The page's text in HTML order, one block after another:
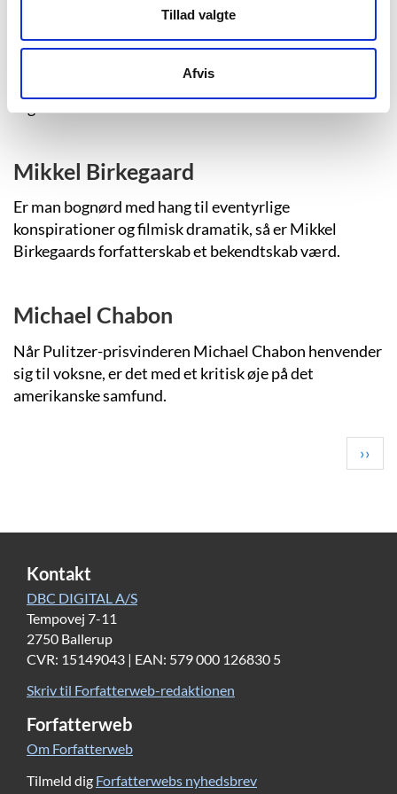
Tillad valgte
Afvis
Eksperimenterende, legende, charmerende,
udfordrende og stille og rolig skriver Lars Frost om
godt og skidt i mennesket og samfundet i det hele
Mikkel Birkegaard
Er man bognørd med hang til eventyrlige
konspirationer og filmisk dramatik, så er Mikkel
Birkegaards forfatterskab et bekendtskab værd.
Michael Chabon
Når Pulitzer-prisvinderen Michael Chabon henvender
sig til voksne, er det med et kritisk øje på det
amerikanske samfund.
Next
page
››
Kontakt
DBC DIGITAL A/S
Tempovej 7-11
2750 Ballerup
CVR: 15149043 | EAN: 579 000 126830 5
Skriv til Forfatterweb-redaktionen
Forfatterweb
Om Forfatterweb
Tilmeld dig Forfatterwebs nyhedsbrev